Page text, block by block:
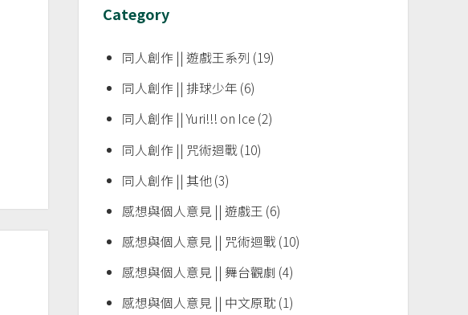
Category
同人創作 || 遊戲王系列 (19)
同人創作 || 排球少年 (6)
同人創作 || Yuri!!! on Ice (2)
同人創作 || 咒術迴戰(10)
同人創作 || 其他(3)
感想與個人意見 || 遊戲王 (6)
感想與個人意見 || 咒術迴戰(10)
感想與個人意見 || 舞台觀劇 (4)
感想與個人意見 || 中文原耽 (1)